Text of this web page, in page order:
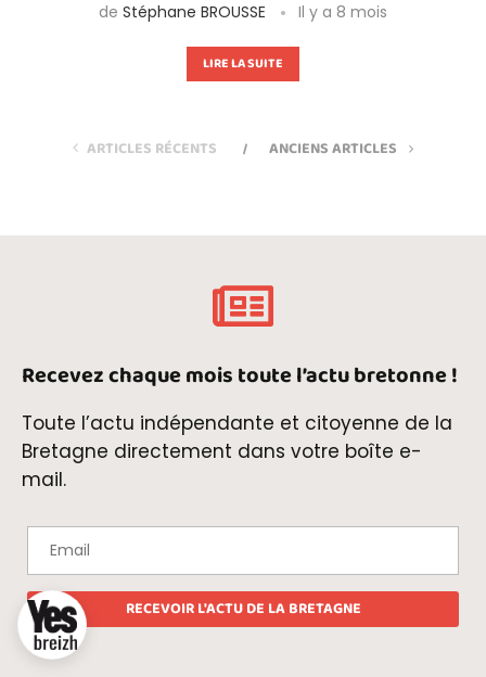
de Stéphane BROUSSE Il y a 8 mois
LIRE LA SUITE
ARTICLES RÉCENTS ANCIENS ARTICLES
Recevez chaque mois toute l’actu bretonne !
Toute l’actu indépendante et citoyenne de la
Bretagne directement dans votre boîte e-
mail.